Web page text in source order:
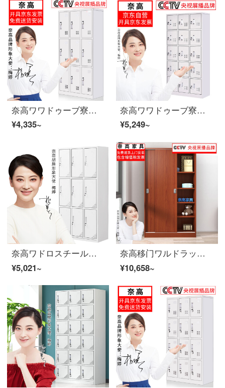
奈高ワワドゥーブ寮の従業員はロッカーロッカーの食器棚に多くの戸棚を収納しています。
¥4,335~
奈高ワワドゥーブ寮の従業員がロッカーの下駄箱の食器棚に多くの戸棚を十五ドア収納しています。
¥5,249~
奈高ワドロスチール製寮の従業員がロッカーロッカーロッカーの食器棚に複数の戸棚を収納している九門ワルドラブ
¥5,021~
奈高移门ワルドラック现代简约箪笥木板式ワドラブコンボボックス柚木色1800*800*500
¥10,658~